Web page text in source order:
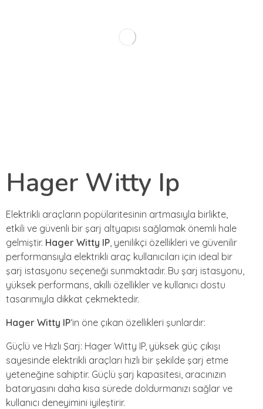
Hager Witty Ip
Elektrikli araçların popülaritesinin artmasıyla birlikte,
etkili ve güvenli bir şarj altyapısı sağlamak önemli hale
gelmiştir. Hager Witty IP , yenilikçi özellikleri ve güvenilir
performansıyla elektrikli araç kullanıcıları için ideal bir
şarj istasyonu seçeneği sunmaktadır. Bu şarj istasyonu,
yüksek performans, akıllı özellikler ve kullanıcı dostu
tasarımıyla dikkat çekmektedir.
Hager Witty IP‘in öne çıkan özellikleri şunlardır:
Güçlü ve Hızlı Şarj: Hager Witty IP, yüksek güç çıkışı
sayesinde elektrikli araçları hızlı bir şekilde şarj etme
yeteneğine sahiptir. Güçlü şarj kapasitesi, aracınızın
bataryasını daha kısa sürede doldurmanızı sağlar ve
kullanıcı deneyimini iyileştirir.